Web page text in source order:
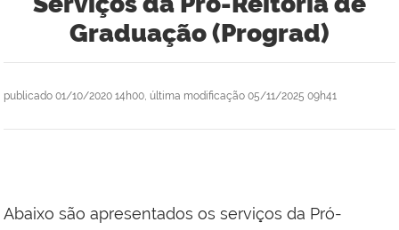
Graduação (Prograd)
publicado 01/10/2020 14h00, última modificação 05/11/2025 09h41
Abaixo são apresentados os serviços da Pró-